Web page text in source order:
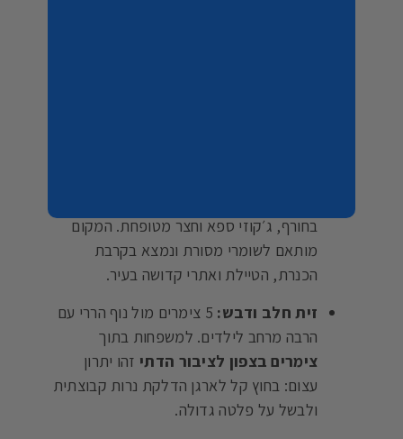
בחורף, ג׳קוזי ספא וחצר מטופחת. המקום
מותאם לשומרי מסורת ונמצא בקרבת
הכנרת, הטיילת ואתרי קדושה בעיר.
זית חלב ודבש:
5 צימרים מול נוף הררי עם
הרבה מרחב לילדים. למשפחות בתוך
צימרים בצפון לציבור הדתי זהו יתרון
עצום: בחוץ קל לארגן הדלקת נרות קבוצתית
ולבשל על פלטה גדולה.